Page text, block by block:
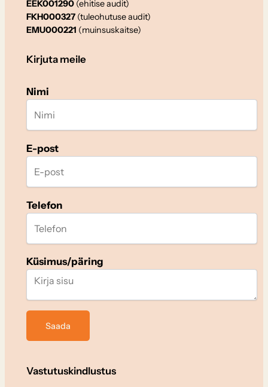
EEK001290(ehitise audit)
FKH000327 (tuleohutuse audit)
EMU000221 (muinsuskaitse)
Kirjuta meile
Nimi
E-post
Telefon
Küsimus/päring
Vastutuskindlustus